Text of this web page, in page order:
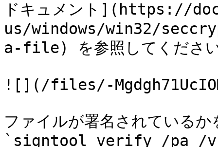
ドキュメント](https://
us/windows/win32/
a-file) を参照してくださ
![](/files/-
ファイルが署名されている
`signtool verify /pa /v